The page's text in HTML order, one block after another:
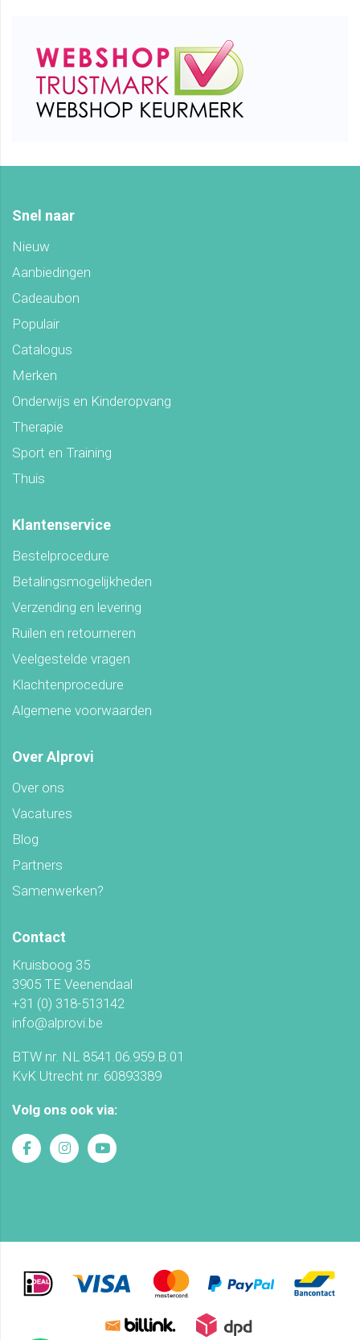
Snel naar
Nieuw
Aanbiedingen
Cadeaubon
Populair
Catalogus
Merken
Onderwijs en Kinderopvang
Therapie
Sport en Training
Thuis
Klantenservice
Bestelprocedure
Betalingsmogelijkheden
Verzending en levering
Ruilen en retourneren
Veelgestelde vragen
Klachtenprocedure
Algemene voorwaarden
Over Alprovi
Over ons
Vacatures
Blog
Partners
Samenwerken?
Contact
Kruisboog 35
3905 TE Veenendaal
+31 (0) 318-513142
info@alprovi.be
BTW nr. NL 8541.06.959.B.01
KvK Utrecht nr. 60893389
Volg ons ook via: